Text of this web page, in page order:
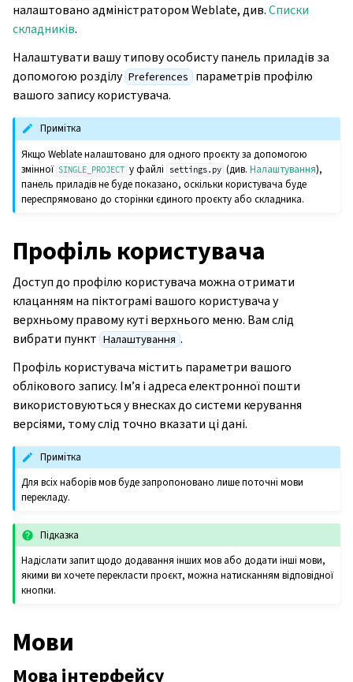
налаштовано адміністратором Weblate, див.Списки
складників.
Налаштувати вашу типову особисту панель приладів за
допомогою розділу Preferences параметрів профілю
вашого запису користувача.
Примітка
Якщо Weblate налаштовано для одного проєкту за допомогою
змінної SINGLE_PROJECT у файлі settings.py (див. Налаштування),
панель приладів не буде показано, оскільки користувача буде
переспрямовано до сторінки єдиного проєкту або складника.
Профіль користувача
Доступ до профілю користувача можна отримати
клацанням на піктограмі вашого користувача у
верхньому правому куті верхнього меню. Вам слід
вибрати пункт Налаштування .
Профіль користувача містить параметри вашого
облікового запису. Ім’я і адреса електронної пошти
використовуються у внесках до системи керування
версіями, тому слід точно вказати ці дані.
Примітка
Для всіх наборів мов буде запропоновано лише поточні мови
перекладу.
Підказка
Надіслати запит щодо додавання інших мов або додати інші мови,
якими ви хочете перекласти проєкт, можна натисканням відповідної
кнопки.
Мови
Мова інтерфейсу